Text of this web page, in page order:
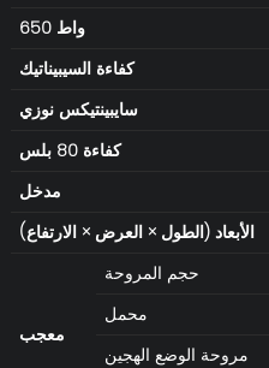
650 واط
كفاءة السيبيناتيك
سايبينتيكس نوزي
كفاءة 80 بلس
مدخل
الأبعاد (الطول × العرض × الارتفاع)
معجب
حجم المروحة
محمل
مروحة الوضع الهجين